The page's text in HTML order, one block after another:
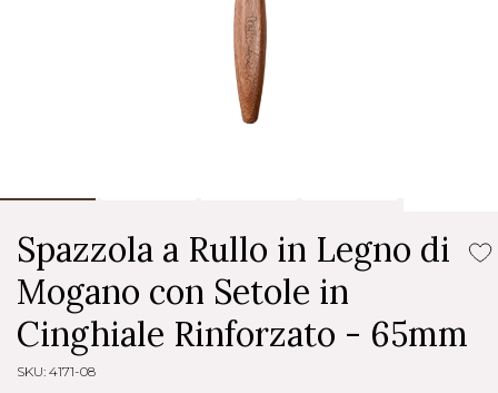
Spazzola a Rullo in Legno di
Mogano con Setole in
Cinghiale Rinforzato - 65mm
SKU: 4171-08